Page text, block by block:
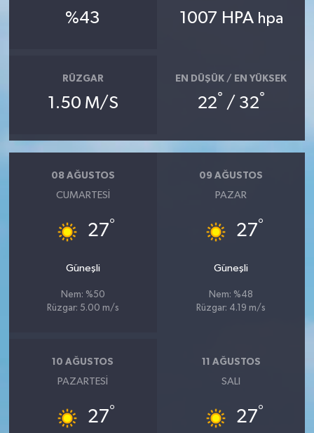
%43 1007 HPA hpa
RÜZGAR
1.50 M/S
EN DÜŞÜK / EN YÜKSEK
22° / 32°
08 AĞUSTOS
CUMARTESI
27°
Güneşli
Nem: %50
Rüzgar: 5.00 m/s
09 AĞUSTOS
PAZAR
27°
Güneşli
Nem: %48
Rüzgar: 4.19 m/s
10 AĞUSTOS
PAZARTESI
27°
11 AĞUSTOS
SALI
27°